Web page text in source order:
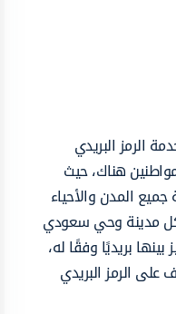
الرمز البريدي
هناك، حيث
المدن والأحياء
مدينة وحي سعودي
بريديًا وفقًا له،
الرمز البريدي